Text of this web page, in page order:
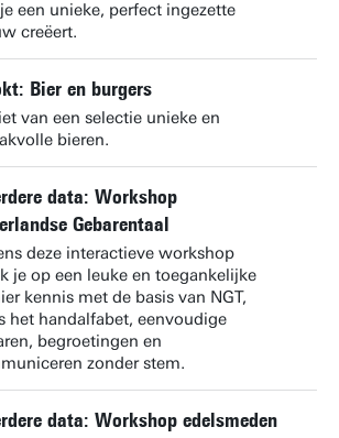
een unieke, perfect ingezette
creëert.
Bier en burgers
van een selectie unieke en
bieren.
data: Workshop
Gebarentaal
deze interactieve workshop
je op een leuke en toegankelijke
kennis met de basis van NGT,
het handalfabet, eenvoudige
begroetingen en
zonder stem.
data: Workshop edelsmeden